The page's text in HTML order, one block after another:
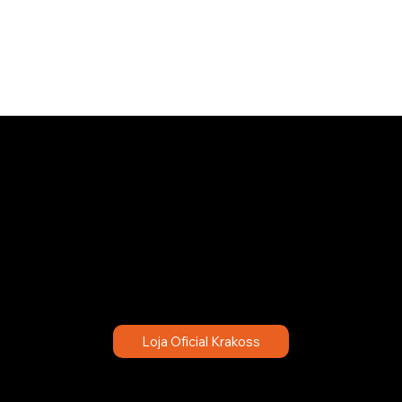
botão abaixo e acesse nossa loja oficial com preços
Loja Oficial Krakoss